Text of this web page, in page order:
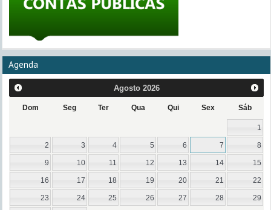
Agenda
Agosto 2026
Dom Seg Ter Qua Qui Sex Sáb
1
2 3 4 5 6 7 8
9 10 11 12 13 14 15
16 17 18 19 20 21 22
23 24 25 26 27 28 29